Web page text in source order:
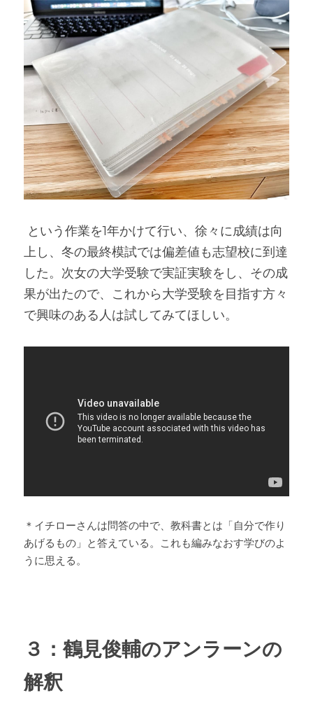
上し、冬の最終模試では偏差値も志望校に到達
した。次女の大学受験で実証実験をし、その成
果が出たので、これから大学受験を目指す方々
で興味のある人は試してみてほしい。
＊イチローさんは問答の中で、教科書とは「自分で作り
あげるもの」と答えている。これも編みなおす学びのよ
うに思える。
３：鶴見俊輔のアンラーンの
解釈